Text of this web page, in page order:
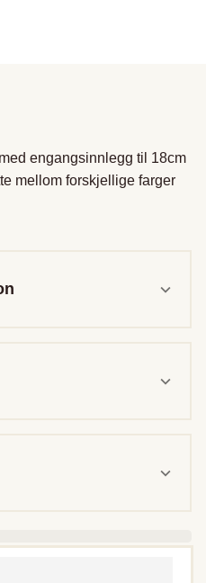
engangsinnlegg til 18cm
mellom forskjellige farger